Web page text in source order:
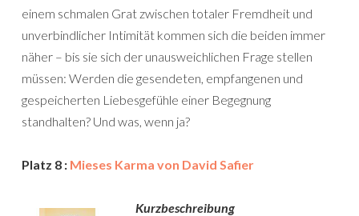
einem schmalen Grat zwischen totaler Fremdheit und
unverbindlicher Intimität kommen sich die beiden immer
näher – bis sie sich der unausweichlichen Frage stellen
müssen: Werden die gesendeten, empfangenen und
gespeicherten Liebesgefühle einer Begegnung
standhalten? Und was, wenn ja?
Platz 8 : Mieses Karma von David Safier
Kurzbeschreibung